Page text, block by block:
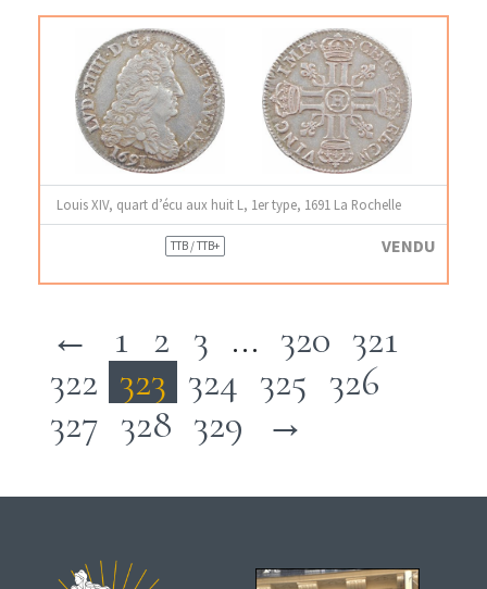
Louis XIV, quart d’écu aux huit L, 1er type, 1691 La Rochelle
TTB / TTB+ VENDU
← 1 2 3 … 320 321
322 323 324 325 326
327 328 329 →